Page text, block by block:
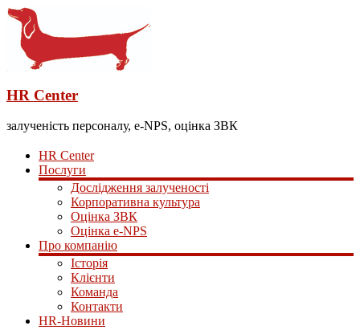
HR Center
залученість персоналу, e-NPS, оцінка ЗВК
HR Center
Послуги
Дослідження залученості
Корпоративна культура
Оцінка ЗВК
Оцінка e-NPS
Про компанію
Історія
Клієнти
Команда
Контакти
HR-Новини